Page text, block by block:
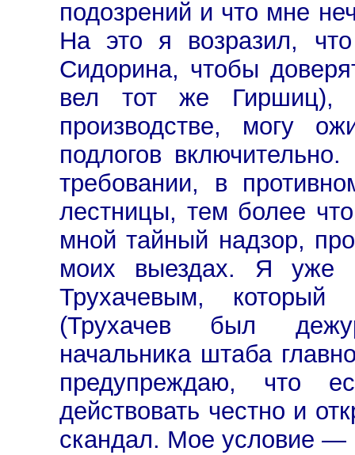
подозрений и что мне
На это я возразил,
Сидорина, чтобы
вел тот же Гиршиц),
производстве, могу
подлогов
требовании, в
лестницы, тем более
мной тайный надзор,
моих выездах. Я уже
Трухачевым, который
(Трухачев был
начальника штаба
предупреждаю, что
действовать честно и
скандал. Мое условие —